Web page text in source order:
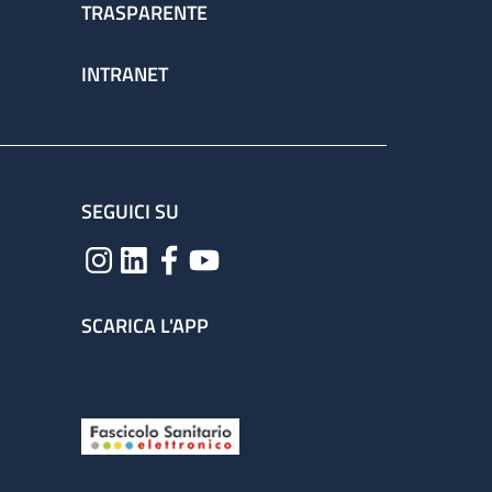
TRASPARENTE
INTRANET
SEGUICI SU
SCARICA L'APP